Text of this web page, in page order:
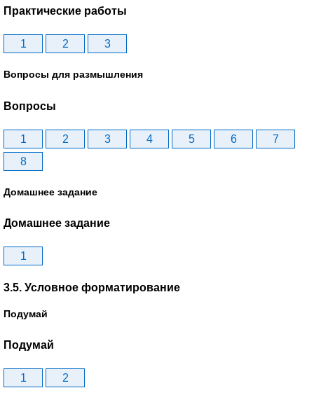
Практические работы
1 2 3
Вопросы для размышления
Вопросы
1 2 3 4 5 6
7
8
Домашнее задание
Домашнее задание
1
3.5. Условное форматирование
Подумай
Подумай
1 2